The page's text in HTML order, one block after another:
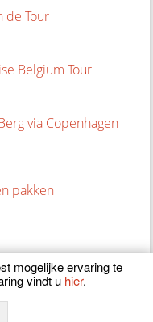
de Tour
Belgium Tour
via Copenhagen
pakken
mogelijke ervaring te
vindt u hier.